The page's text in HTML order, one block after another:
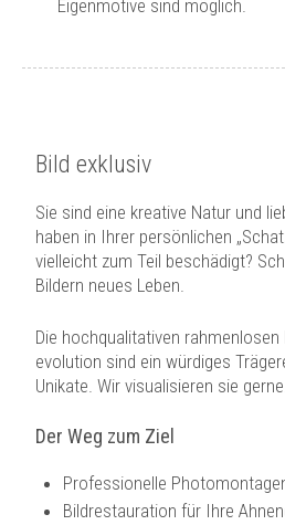
Eigenmotive sind möglich.
Bild exklusiv
Sie sind eine kreative Natur und
haben in Ihrer persönlichen
vielleicht zum Teil beschädigt?
Bildern neues Leben.
Die hochqualitativen rahmenlosen
evolution sind ein würdiges
Unikate. Wir visualisieren sie gerne.
Der Weg zum Ziel
Professionelle
Bildrestauration für Ihre